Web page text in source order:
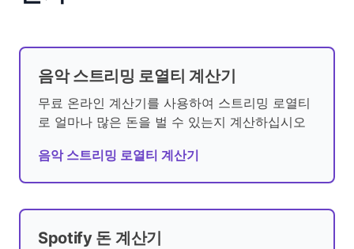
음악 스트리밍 로열티 계산기
무료 온라인 계산기를 사용하여 스트리밍 로열티
로 얼마나 많은 돈을 벌 수 있는지 계산하십시오
음악 스트리밍 로열티 계산기
Spotify 돈 계산기